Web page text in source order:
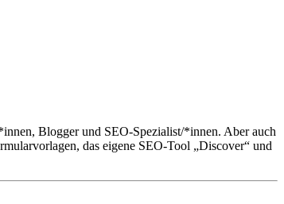
Blogger und SEO-Spezialist/*innen. Aber auch
das eigene SEO-Tool „Discover“ und